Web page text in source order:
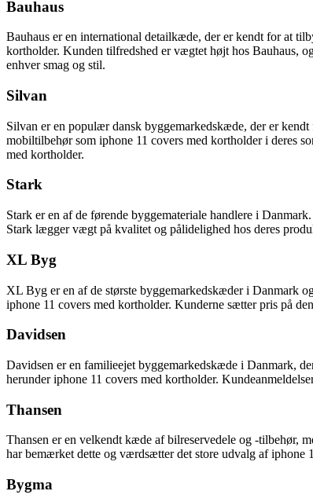
Bauhaus
Bauhaus er en international detailkæde, der er kendt for at
kortholder. Kunden tilfredshed er vægtet højt hos Bauhaus,
enhver smag og stil.
Silvan
Silvan er en populær dansk byggemarkedskæde, der er
mobiltilbehør som iphone 11 covers med kortholder i deres
med kortholder.
Stark
Stark er en af de førende byggemateriale handlere i
Stark lægger vægt på kvalitet og pålidelighed hos deres
XL Byg
XL Byg er en af de største byggemarkedskæder i Danmark
iphone 11 covers med kortholder. Kunderne sætter pris på
Davidsen
Davidsen er en familieejet byggemarkedskæde i Danmark,
herunder iphone 11 covers med kortholder.
Thansen
Thansen er en velkendt kæde af bilreservedele og -tilbehør,
har bemærket dette og værdsætter det store udvalg af iphone
Bygma